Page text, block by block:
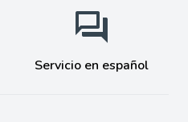
Servicio en español